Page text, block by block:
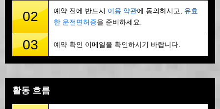
02 예약 전에 반드시 이용 약관에 동의하시고, 유효
한 운전면허증을 준비하세요.
03 예약 확인 이메일을 확인하시기 바랍니다.
활동 흐름